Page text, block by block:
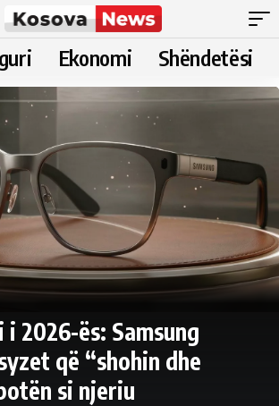
Ekonomi Shëndetësi
i 2026-ës: Samsung
që “shohin dhe
si njeriu